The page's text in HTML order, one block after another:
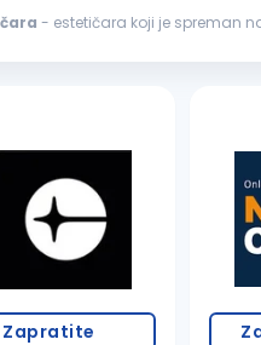
- estetičara koji je spreman na
Zapratite